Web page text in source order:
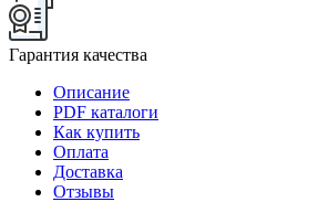
Гарантия качества
Описание
PDF каталоги
Как купить
Оплата
Доставка
Отзывы